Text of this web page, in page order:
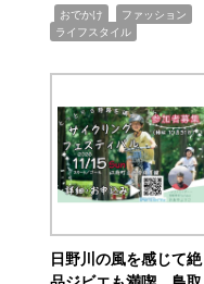
おでかけ ファッション
ライフスタイル
日野川の風を感じて絶